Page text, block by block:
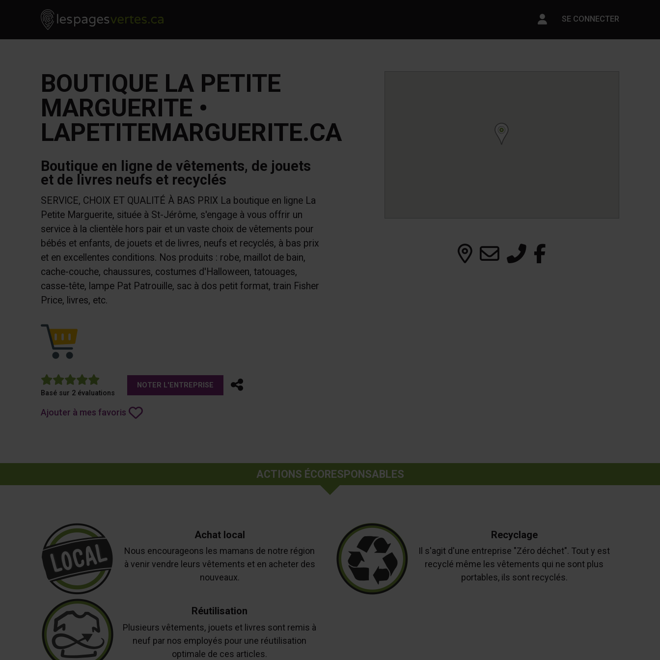
Skip to contentLes Pages Vertes - Go to homepage
Paramètres du compte
SE CONNECTER
BOUTIQUE LA PETITE
MARGUERITE •
LAPETITEMARGUERITE.CA
Boutique en ligne de vêtements, de jouets
et de livres neufs et recyclés
SERVICE, CHOIX ET QUALITÉ À BAS PRIX La boutique en ligne La
Petite Marguerite, située à St-Jérôme, s'engage à vous offrir un
service à la clientèle hors pair et un vaste choix de vêtements pour
bébés et enfants, de jouets et de livres, neufs et recyclés, à bas prix
et en excellentes conditions. Nos produits : robe, maillot de bain,
cache-couche, chaussures, costumes d'Halloween, tatouages,
casse-tête, lampe Pat Patrouille, sac à dos petit format, train Fisher
Price, livres, etc.
5
Basé sur 2 évaluations
NOTER L'ENTREPRISE Partager
Ajouter à mes favoris
ACTIONS ÉCORESPONSABLES
Achat local
Nous encourageons les mamans de notre région
à venir vendre leurs vêtements et en acheter des
nouveaux.
Recyclage
Il s'agit d'une entreprise "Zéro déchet". Tout y est
recyclé même les vêtements qui ne sont plus
portables, ils sont recyclés.
Réutilisation
Plusieurs vêtements, jouets et livres sont remis à
neuf par nos employés pour une réutilisation
optimale de ces articles.